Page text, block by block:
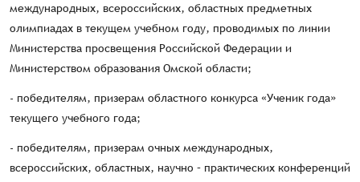
международных, всероссийских, областных предметных
олимпиадах в текущем учебном году, проводимых по линии
Министерства просвещения Российской Федерации и
Министерством образования Омской области;
- победителям, призерам областного конкурса «Ученик года»
текущего учебного года;
- победителям, призерам очных международных,
всероссийских, областных, научно – практических конференций